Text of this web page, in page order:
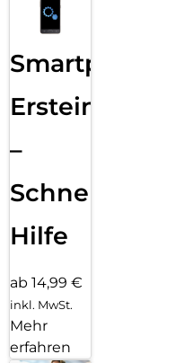
Smartphone
Ersteinrichtung
–
Schnelle
Hilfe
ab 14,99 €
inkl. MwSt.
Mehr
erfahren